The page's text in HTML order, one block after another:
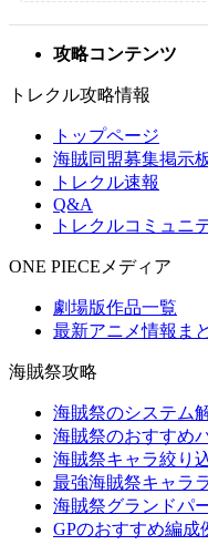
攻略コンテンツ
トレクル攻略情報
トップページ
海賊同盟募集掲示
トレクル速報
Q&A
トレクルコミュニ
ONE PIECEメディア
劇場版作品一覧
最新アニメ情報ま
海賊祭攻略
海賊祭のシステム
海賊祭のおすすめ
海賊祭キャラ絞り
最強海賊祭キャラ
海賊祭グランドパ
GPのおすすめ編成